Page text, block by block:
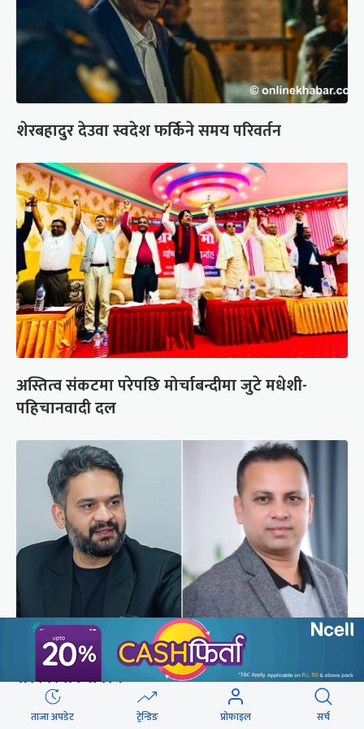
शेरबहादुर देउवा स्वदेश फर्किने समय परिवर्तन
अस्तित्व संकटमा परेपछि मोर्चाबन्दीमा जुटे मधेशी-
पहिचानवादी दल
बालेनलाई मनीष झाको जवाफ : महान जनादेश पाएको
सरकार एक्लो छैन
ताजा अपडेट ट्रेन्डिङ प्रोफाइल सर्च